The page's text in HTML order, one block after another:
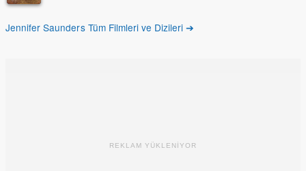
Jennifer Saunders Tüm Filmleri ve Dizileri ➔
REKLAM YÜKLENİYOR